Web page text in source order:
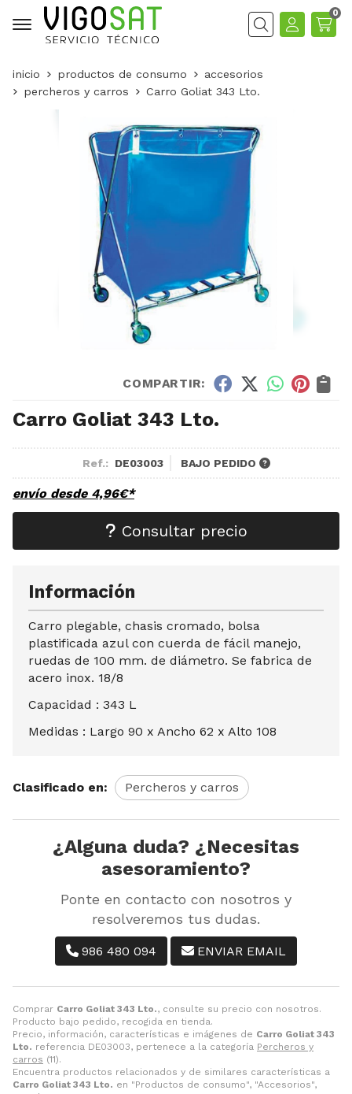
Buscar
0
inicio productos de consumo
accesorios
percheros y carros
Carro Goliat 343 Lto.
COMPARTIR:
Carro Goliat 343 Lto.
Ref.: DE03003 BAJO PEDIDO
envío desde 4,96€*
Consultar precio
Comprar Carro Goliat 343 Lto., consulte su precio con nosotros.
Producto bajo pedido, recogida en tienda.
Precio, información, características e imágenes de Carro Goliat 343
Lto. referencia DE03003, pertenece a la categoría Percheros y
carros (11).
Encuentra productos relacionados y de similares características a
Carro Goliat 343 Lto. en "Productos de consumo", "Accesorios",
Información
Carro plegable, chasis cromado, bolsa
plastificada azul con cuerda de fácil manejo,
ruedas de 100 mm. de diámetro. Se fabrica de
acero inox. 18/8
Capacidad : 343 L
Medidas : Largo 90 x Ancho 62 x Alto 108
Clasificado en: Percheros y carros
¿Alguna duda? ¿Necesitas
asesoramiento?
Ponte en contacto con nosotros y
resolveremos tus dudas.
986 480 094 ENVIAR EMAIL